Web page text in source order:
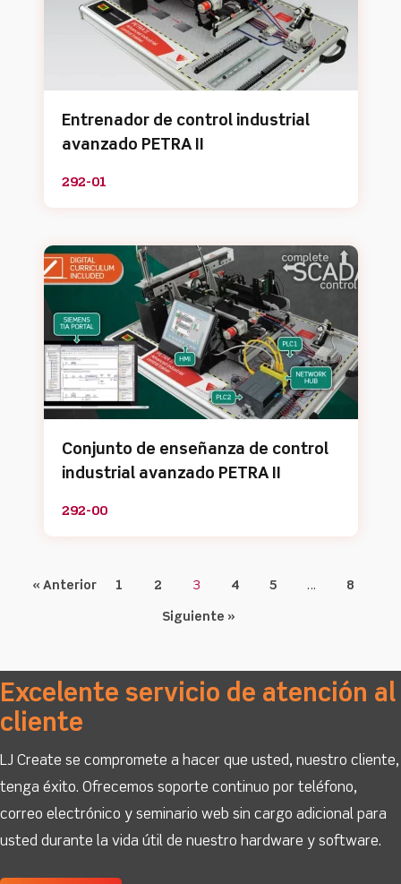
Entrenador de control industrial
avanzado PETRA II
292-01
Conjunto de enseñanza de control
industrial avanzado PETRA II
292-00
« Anterior 1 2 3 4 5 … 8
Siguiente »
Excelente servicio de atención al
cliente
LJ Create se compromete a hacer que usted, nuestro cliente,
tenga éxito. Ofrecemos soporte continuo por teléfono,
correo electrónico y seminario web sin cargo adicional para
usted durante la vida útil de nuestro hardware y software.